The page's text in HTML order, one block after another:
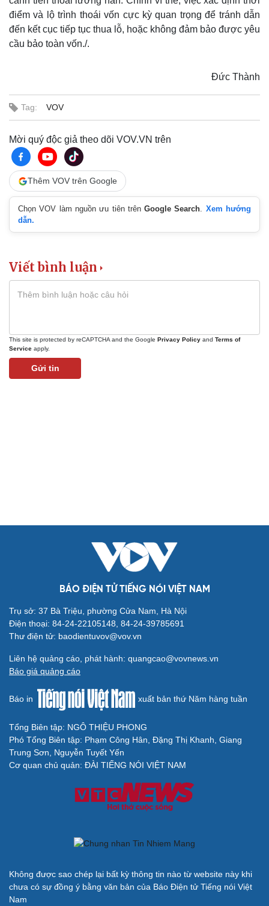
Phòng mạch online
Ăn sạch sống khỏe
Văn hóa
Âm nhạc
Hạt giống tâm hồn
Cải chính
điểm và lộ trình thoái vốn cực kỳ quan trọng để tránh dẫn
đến kết cục tiếp tục thua lỗ, hoặc không đảm bảo được yêu
cầu bảo toàn vốn./.
Đức Thành
Tag: VOV
Mời quý độc giả theo dõi VOV.VN trên
Thêm VOV trên Google
Chọn VOV làm nguồn ưu tiên trênGoogle Search. Xem hướng
dẫn.
Viết bình luận
This site is protected by reCAPTCHA and the Google Privacy Policy and Terms of
Service apply.
Gửi tin
BÁO ĐIỆN TỬ TIẾNG NÓI VIỆT NAM
Trụ sở: 37 Bà Triệu, phường Cửa Nam, Hà Nội
Điện thoại: 84-24-22105148, 84-24-39785691
Thư điện tử: baodientuvov@vov.vn
Liên hệ quảng cáo, phát hành: quangcao@vovnews.vn
Báo giá quảng cáo
Báo in xuất bản thứ Năm hàng tuần
Tổng Biên tập: NGÔ THIỆU PHONG
Phó Tổng Biên tập: Phạm Công Hân, Đặng Thị Khanh, Giang
Trung Sơn, Nguyễn Tuyết Yến
Cơ quan chủ quản: ĐÀI TIẾNG NÓI VIỆT NAM
Không được sao chép lại bất kỳ thông tin nào từ website này khi
chưa có sự đồng ý bằng văn bản của Báo Điện tử Tiếng nói Việt
Nam